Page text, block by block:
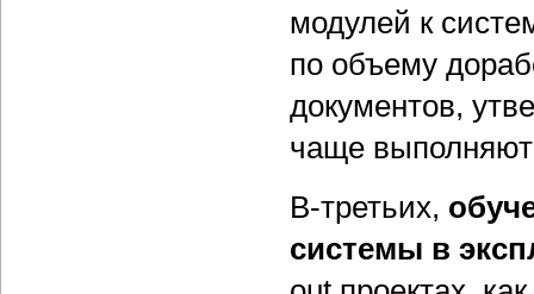
модулей к
по объему
документов,
чаще
В-третьих,
системы в